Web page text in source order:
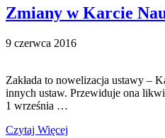
Zmiany w Karcie
9 czerwca 2016
Zakłada to nowelizacja ustawy –
innych ustaw. Przewiduje ona
1 września …
Czytaj Więcej